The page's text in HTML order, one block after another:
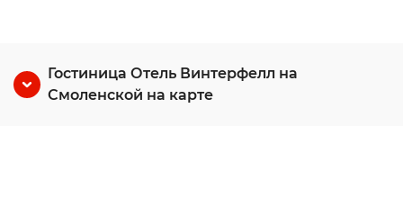
Гостиница Отель Винтерфелл на
Смоленской на карте